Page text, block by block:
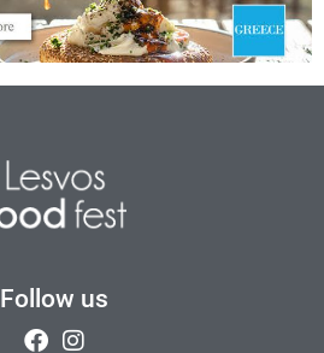
Follow us